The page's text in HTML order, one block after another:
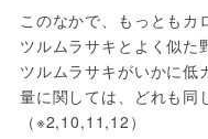
このなかで、もっともカ
ツルムラサキとよく似た
ツルムラサキがいかに低
量に関しては、どれも同
（※2,10,11,12）